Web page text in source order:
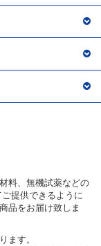
料、無機試薬などの
提供できるように
品をお届け致しま
ます。